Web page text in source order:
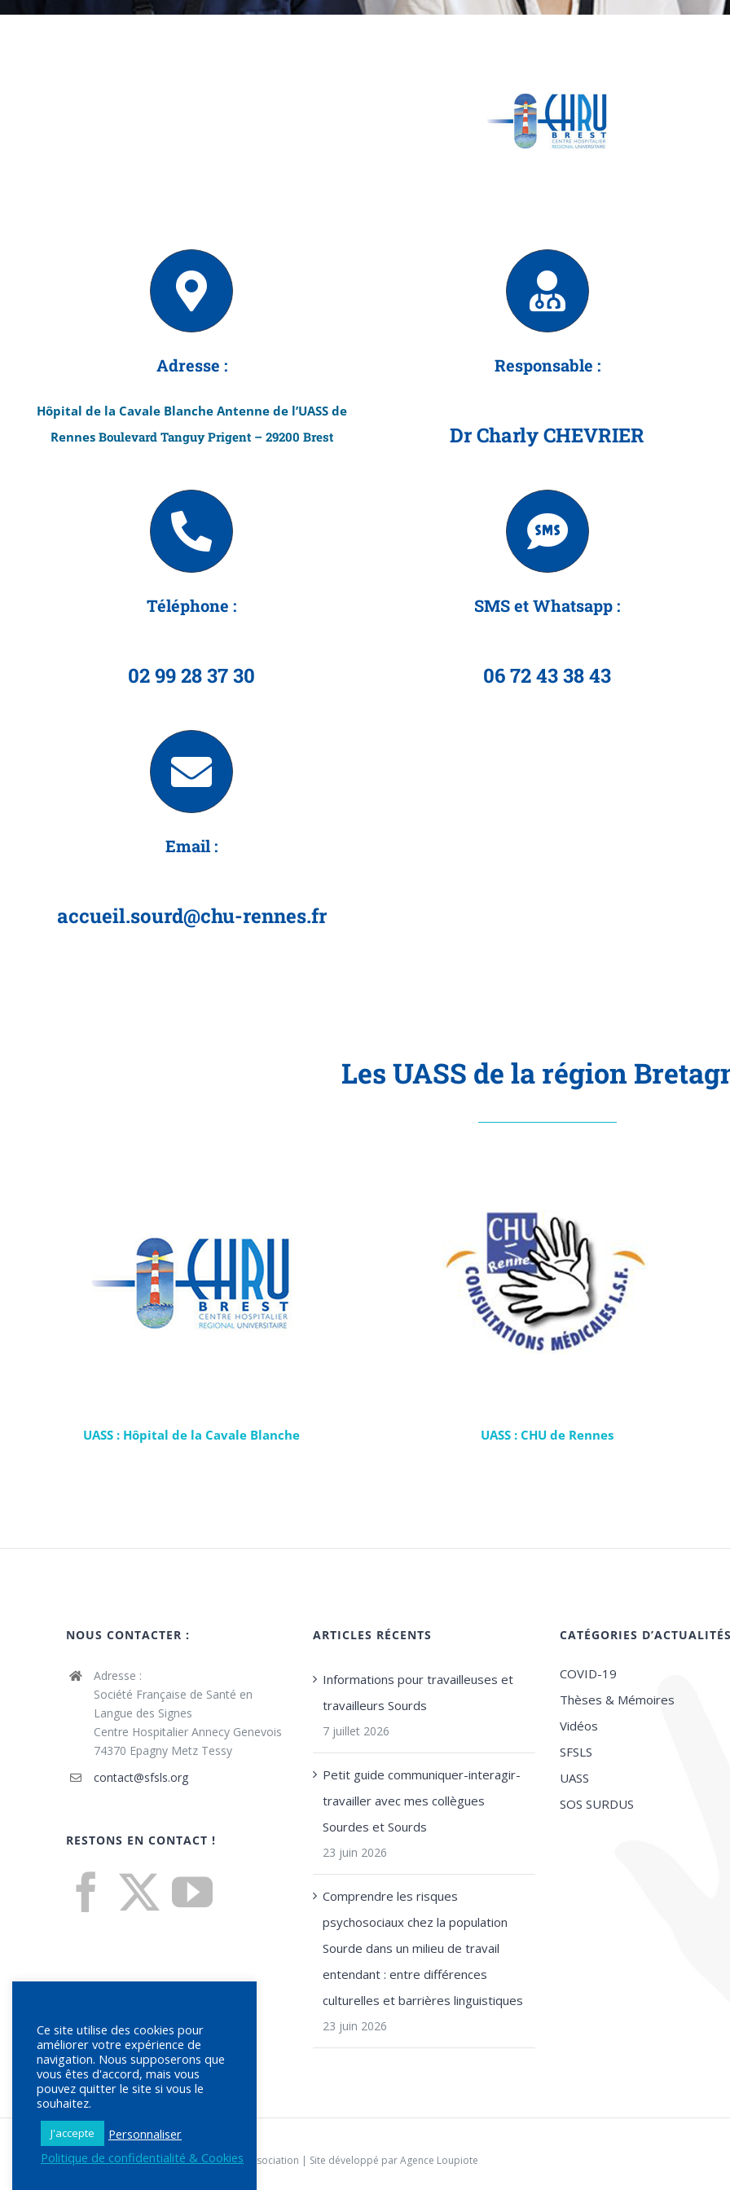
Adresse :
Hôpital de la Cavale Blanche Antenne de l’UASS de
Rennes Boulevard Tanguy Prigent – 29200 Brest
Responsable :
Dr Charly CHEVRIER
Téléphone :
02 99 28 37 30
SMS et Whatsapp :
06 72 43 38 43
Email :
accueil.sourd@chu-rennes.fr
Les UASS de la région
UASS : Hôpital de la Cavale Blanche UASS : CHU de Rennes
NOUS CONTACTER :
Adresse :
Société Française de Santé en
Langue des Signes
Centre Hospitalier Annecy Genevois
74370 Epagny Metz Tessy
contact@sfsls.org
RESTONS EN CONTACT !
ARTICLES RÉCENTS
Informations pour travailleuses et
travailleurs Sourds
7 juillet 2026
Petit guide communiquer-interagir-
travailler avec mes collègues
Sourdes et Sourds
23 juin 2026
Comprendre les risques
psychosociaux chez la population
Sourde dans un milieu de travail
entendant : entre différences
culturelles et barrières linguistiques
23 juin 2026
CATÉGORIES
COVID-19
Thèses & Mémoires
Vidéos
SFSLS
UASS
SOS SURDUS
© Copyright2026 | SFSLS |Statuts de l'association | Site développé parAgence Loupiote
Ce site utilise des cookies pour
améliorer votre expérience de
navigation. Nous supposerons que
vous êtes d'accord, mais vous
pouvez quitter le site si vous le
souhaitez.
J'accepte
Personnaliser
Politique de confidentialité & Cookies